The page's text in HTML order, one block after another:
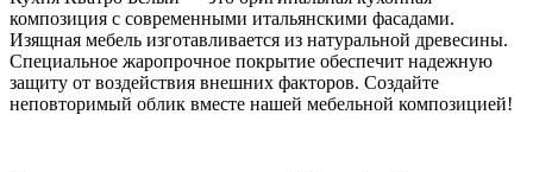
композиция с современными итальянскими фасадами.
Изящная мебель изготавливается из натуральной древесины.
Специальное жаропрочное покрытие обеспечит надежную
защиту от воздействия внешних факторов. Создайте
неповторимый облик вместе нашей мебельной композицией!